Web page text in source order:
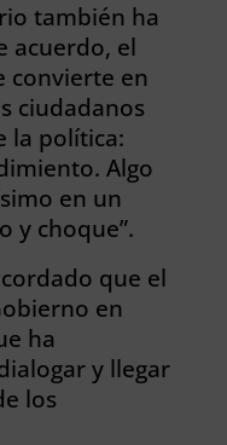
también ha
acuerdo, el
convierte en
ciudadanos
la política:
Algo
en un
y choque”.
que el
en
ha
y llegar
los